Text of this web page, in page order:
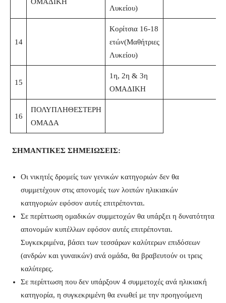
ΟΜΑΔΙΚΗ
Λυκείου)
14
Κορίτσια 16-18
ετών(Μαθήτριες
Λυκείου)
15
1η, 2η & 3η
ΟΜΑΔΙΚΗ
16
ΠΟΛΥΠΛΗΘΕΣΤΕΡΗ
ΟΜΑΔΑ
ΣΗΜΑΝΤΙΚΕΣ ΣΗΜΕΙΩΣΕΙΣ:
Οι νικητές δρομείς των γενικών κατηγοριών δεν θα
συμμετέχουν στις απονομές των λοιπών ηλικιακών
κατηγοριών εφόσον αυτές επιτρέπονται.
Σε περίπτωση ομαδικών συμμετοχών θα υπάρξει η δυνατότητα
απονομών κυπέλλων εφόσον αυτές επιτρέπονται.
Συγκεκριμένα, βάσει των τεσσάρων καλύτερων επιδόσεων
(ανδρών και γυναικών) ανά ομάδα, θα βραβευτούν οι τρεις
καλύτερες.
Σε περίπτωση που δεν υπάρξουν 4 συμμετοχές ανά ηλικιακή
κατηγορία, η συγκεκριμένη θα ενωθεί με την προηγούμενη